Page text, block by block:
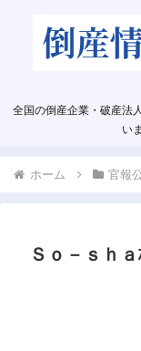
全国の倒産企業・破産法
い
ホーム 官報
Ｓｏ－ｓｈ